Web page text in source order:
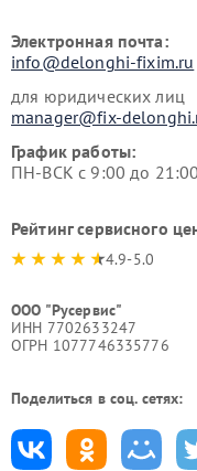
Электронная почта:
info@delonghi-fixim.ru
для юридических лиц
manager@fix-
График работы:
ПН-ВСК с 9:00 до
Рейтинг сервисного
4.9-5.0
ООО "Русервис"
ИНН 7702633247
ОГРН 1077746335776
Поделиться в соц. сетях: